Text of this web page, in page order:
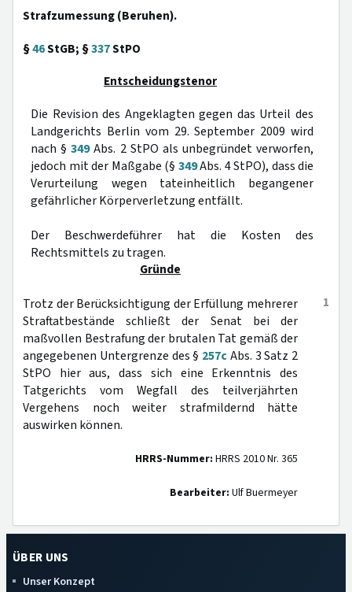
Strafzumessung (Beruhen).
§46StGB; §337StPO
Entscheidungstenor
Die Revision des Angeklagten gegen das Urteil des
Landgerichts Berlin vom 29. September 2009 wird
nach §349Abs. 2 StPO als unbegründet verworfen,
jedoch mit der Maßgabe (§ 349Abs. 4 StPO), dass die
Verurteilung wegen tateinheitlich begangener
gefährlicher Körperverletzung entfällt.
Der Beschwerdeführer hat die Kosten des
Rechtsmittels zu tragen.
Gründe
1
Trotz der Berücksichtigung der Erfüllung mehrerer
Straftatbestände schließt der Senat bei der
maßvollen Bestrafung der brutalen Tat gemäß der
angegebenen Untergrenze des § 257cAbs. 3 Satz 2
StPO hier aus, dass sich eine Erkenntnis des
Tatgerichts vom Wegfall des teilverjährten
Vergehens noch weiter strafmildernd hätte
auswirken können.
HRRS-Nummer: HRRS 2010 Nr. 365
Bearbeiter: Ulf Buermeyer
ÜBER UNS
Unser Konzept